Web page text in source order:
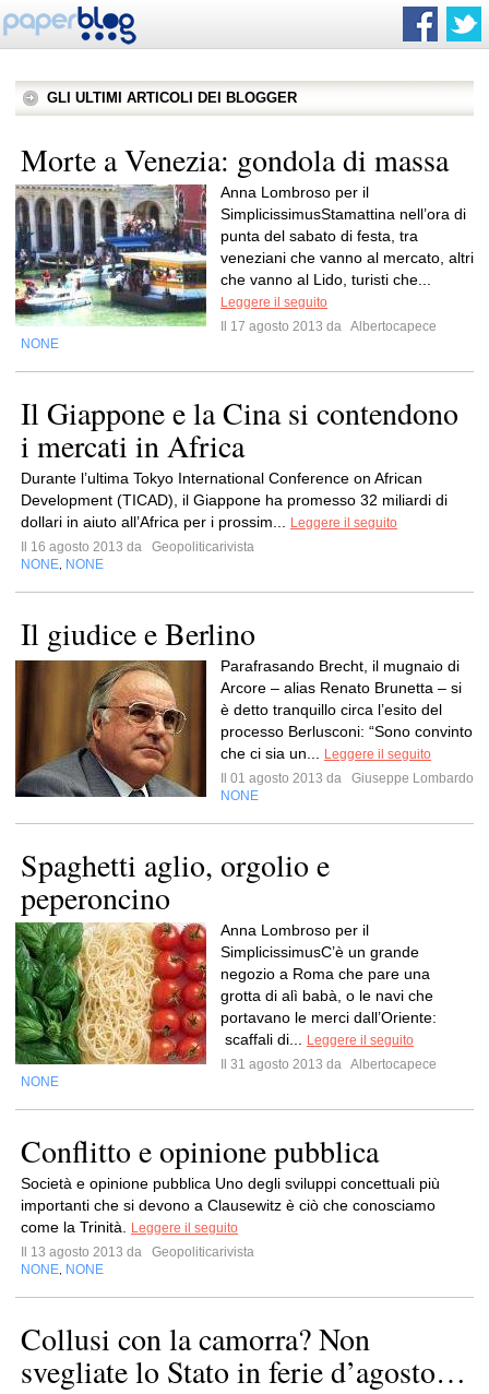
GLI ULTIMI ARTICOLI DEI BLOGGER
Morte a Venezia: gondola di massa
Anna Lombroso per il
SimplicissimusStamattina nell’ora di
punta del sabato di festa, tra
veneziani che vanno al mercato, altri
che vanno al Lido, turisti che...
Leggere il seguito
Il 17 agosto 2013 da Albertocapece
NONE
Il Giappone e la Cina si contendono
i mercati in Africa
Durante l’ultima Tokyo International Conference on African
Development (TICAD), il Giappone ha promesso 32 miliardi di
dollari in aiuto all’Africa per i prossim...
Leggere il seguito
Il 16 agosto 2013 da
Geopoliticarivista
NONE NONE
Il giudice e Berlino
Parafrasando Brecht, il mugnaio di
Arcore – alias Renato Brunetta – si
è detto tranquillo circa l’esito del
processo Berlusconi: “Sono convinto
che ci sia un...
Leggere il seguito
Il 01 agosto 2013 da
Giuseppe Lombardo
NONE
Spaghetti aglio, orgolio e
peperoncino
Anna Lombroso per il
SimplicissimusC’è un grande
negozio a Roma che pare una
grotta di alì babà, o le navi che
portavano le merci dall’Oriente:
scaffali di...
Leggere il seguito
Il 31 agosto 2013 da Albertocapece
NONE
Conflitto e opinione pubblica
Società e opinione pubblica Uno degli sviluppi concettuali più
importanti che si devono a Clausewitz è ciò che conosciamo
come la Trinità.
Leggere il seguito
Il 13 agosto 2013 da
Geopoliticarivista
NONE NONE
Collusi con la camorra? Non
svegliate lo Stato in ferie d’agosto…